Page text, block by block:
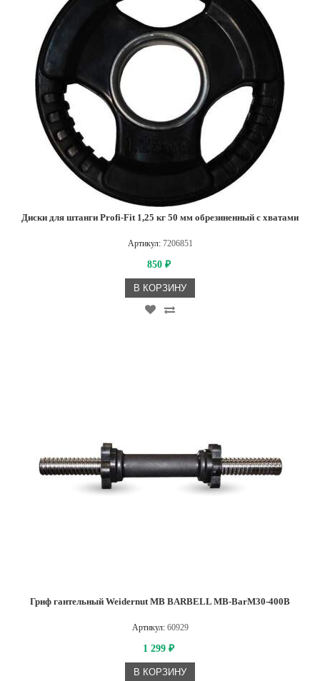
Диски для штанги Profi-Fit 1,25 кг 50 мм обрезиненный с хватами
Артикул: 7206851
850 ₽
В КОРЗИНУ
Гриф гантельный Weidernut MB BARBELL MB-BarM30-400В
Артикул: 60929
1 299 ₽
В КОРЗИНУ